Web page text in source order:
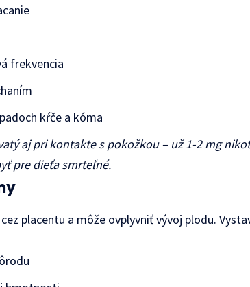
frekvencia
kŕče a kóma
aj pri kontakte s pokožkou – už 1-2 mg
pre dieťa smrteľné.
placentu a môže ovplyvniť vývoj plodu.